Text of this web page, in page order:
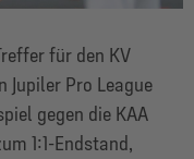
für den KV
Jupiler Pro League
gegen die KAA
1:1-Endstand,